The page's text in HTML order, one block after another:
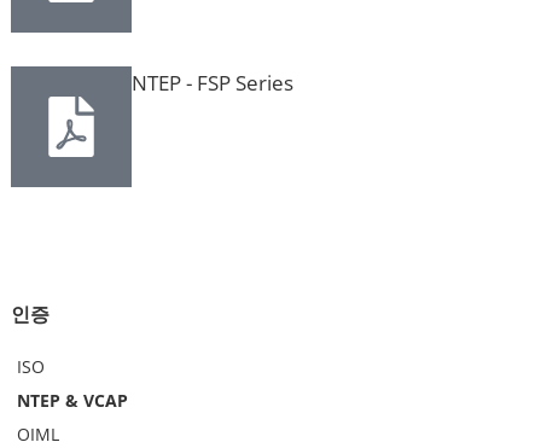
인증
ISO
NTEP & VCAP
OIML
NTEP - FSP Series